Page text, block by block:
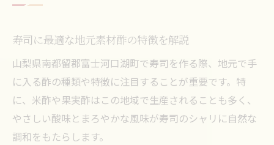
例
寿司の味を左右する酢飯の調整ポイント
寿司酢配合のよくある悩みと解決アイデア
富士河口湖町の恵みで味わう自家製寿司
寿司に最適な地元素材酢の特徴を解説
山梨県南都留郡富士河口湖町で寿司を作る際、地元で手
に入る酢の種類や特徴に注目することが重要です。特
に、米酢や果実酢はこの地域で生産されることも多く、
やさしい酸味とまろやかな風味が寿司のシャリに自然な
調和をもたらします。